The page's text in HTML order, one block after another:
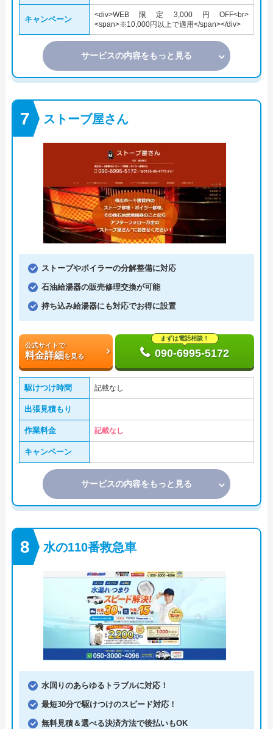
キャンペーン
<div>WEB限定3,000円OFF<br>
<span>※10,000円以上で適用</span></div>
サービスの内容をもっと見る
ストーブ屋さん
ストーブやボイラーの分解整備に対応
石油給湯器の販売修理交換が可能
持ち込み給湯器にも対応でお得に設置
公式サイトで
料金詳細を見る
まずは電話相談！
090-6995-5172
駆けつけ時間 記載なし
出張見積もり
作業料金 記載なし
キャンペーン
サービスの内容をもっと見る
水の110番救急車
水回りのあらゆるトラブルに対応！
最短30分で駆けつけのスピード対応！
無料見積＆選べる決済方法で後払いもOK